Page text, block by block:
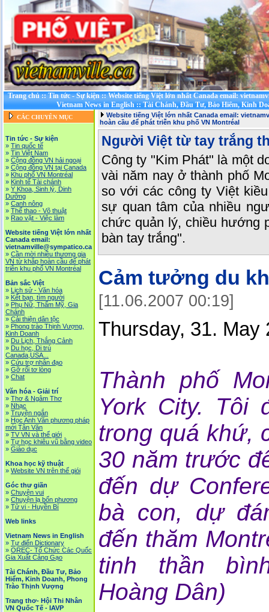
Trang chủ::Tin tức - Sự kiện::Website tiếng Việt lớn nhất Canada email:
Vietnam News in English::Tài Chánh, Đầu Tư, Bảo Hiểm, Kinh
CÁC CHUYÊN MỤC
Tin tức - Sự kiện
» Tin quốc tế
» Tin Việt Nam
» Cộng đồng VN hải ngoại
» Cộng đồng VN tại Canada
» Khu phố VN Montréal
» Kinh tế Tài chánh
» Y Khoa, Sinh lý, Dinh
Dưỡng
» Canh nông
» Thể thao - Võ thuật
» Rao vặt - Việc làm
Website tiếng Việt lớn nhất
Canada email:
vietnamville@sympatico.ca
» Cần mời nhiều thương gia
VN từ khắp hoàn cầu để phát
triễn khu phố VN Montréal
Bản sắc Việt
» Lịch sử - Văn hóa
» Kết bạn, tìm người
» Phụ Nữ, Thẩm Mỹ, Gia
Chánh
» Cải thiện dân tộc
» Phong trào Thịnh Vượng,
Kinh Doanh
» Du Lịch, Thắng Cảnh
» Du học, Di trú
Canada,USA...
» Cứu trợ nhân đạo
» Gỡ rối tơ lòng
» Chat
Văn hóa - Giải trí
» Thơ & Ngâm Thơ
» Nhạc
» Truyện ngắn
» Học Anh Văn phương pháp
mới Tân Văn
» TV VN và thế giới
» Tự học khiêu vũ bằng video
» Giáo dục
Khoa học kỹ thuật
» Website VN trên thế giói
Góc thư giãn
» Chuyện vui
» Chuyện lạ bốn phương
» Tử vi - Huyền Bí
Web links
Vietnam News in English
» Tự điển Dictionary
» OREC- Tố Chức Các Quốc
Gia Xuất Cảng Gạo
Tài Chánh, Đầu Tư, Bảo
Hiểm, Kinh Doanh, Phong
Trào Thịnh Vượng
Trang thơ- Hội Thi Nhân
VN Quốc Tế - IAVP
Website tiếng Việt lớn nhất Canada email:
hoàn cầu để phát triễn khu phố VN Montréal
Người Việt từ tay trắng
Công ty "Kim Phát" là một
vài năm nay ở thành phố
so với các công ty Việt
sự quan tâm của nhiều
chức quản lý, chiều hướng
bàn tay trắng".
Cảm tưởng du
[11.06.2007 00:19]
Thursday, 31. May
Thành phố
York City. Tôi
trong quá khứ,
30 năm trước
đến dự
bà con, dự
đến thăm
tinh thần
Hoàng Dân)